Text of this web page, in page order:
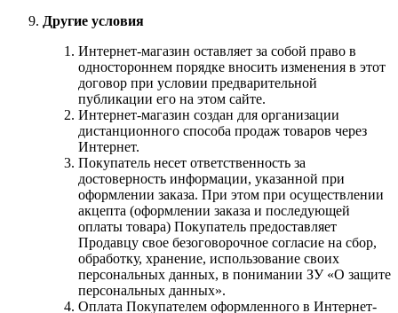
Другие условия
Интернет-магазин оставляет за собой право в
одностороннем порядке вносить изменения в этот
договор при условии предварительной
публикации его на этом сайте.
Интернет-магазин создан для организации
дистанционного способа продаж товаров через
Интернет.
Покупатель несет ответственность за
достоверность информации, указанной при
оформлении заказа. При этом при осуществлении
акцепта (оформлении заказа и последующей
оплаты товара) Покупатель предоставляет
Продавцу свое безоговорочное согласие на сбор,
обработку, хранение, использование своих
персональных данных, в понимании ЗУ «О защите
персональных данных».
Оплата Покупателем оформленного в Интернет-